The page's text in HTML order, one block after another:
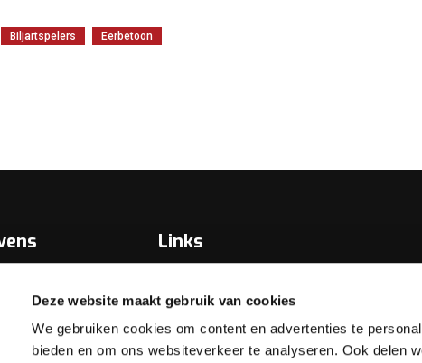
Deze website maakt gebruik van cookies
We gebruiken cookies om content en advertenties te
bieden en om ons websiteverkeer te analyseren. Ook delen
Biljartspelers Eerbetoon
Biljart
Links
Bondsbureau